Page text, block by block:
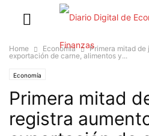
Home Economía
Primera mitad
exportación de carne, alimentos y...
Economía
Primera mitad
registra